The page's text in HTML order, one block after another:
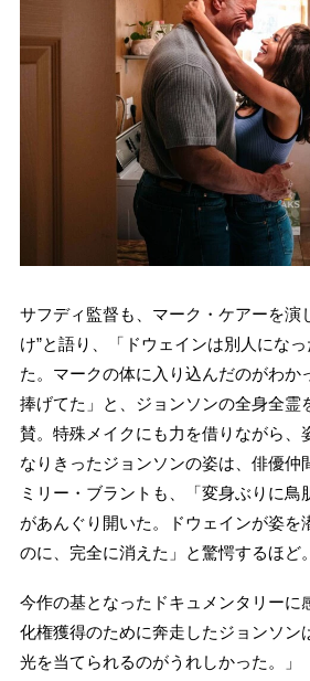
サフディ監督も、マーク・ケアーを演
け”と語り、「ドウェインは別人にな
た。マークの体に入り込んだのがわか
捧げてた」と、ジョンソンの全身全霊
賛。特殊メイクにも力を借りながら、
なりきったジョンソンの姿は、俳優仲
ミリー・ブラントも、「変身ぶりに鳥
があんぐり開いた。ドウェインが姿を
のに、完全に消えた」と驚愕するほど。
今作の基となったドキュメンタリーに
化権獲得のために奔走したジョンソン
光を当てられるのがうれしかった。」